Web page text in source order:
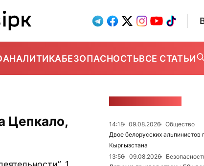
АНАЛИТИКАБЕЗОПАСНОСТЬВСЕ СТАТЬИ
Цепкало,
14:18 09.08.2026
Общество
Двое белорусских альпинистов
Кыргызстана
13:56
09.08.2026